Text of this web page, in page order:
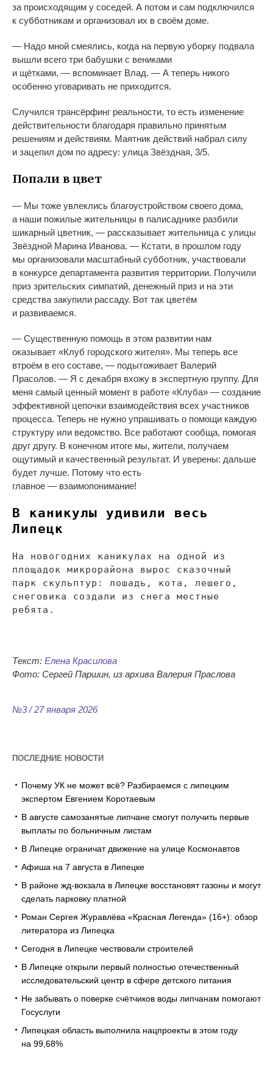
за происходящим у соседей. А потом и сам подключился
к субботникам и организовал их в своём доме.
— Надо мной смеялись, когда на первую уборку подвала
вышли всего три бабушки с вениками
и щётками, — вспоминает Влад. — А теперь никого
особенно уговаривать не приходится.
Случился трансёрфинг реальности, то есть изменение
действительности благодаря правильно принятым
решениям и действиям. Маятник действий набрал силу
и зацепил дом по адресу: улица Звёздная, 3/5.
Попали вцвет
— Мы тоже увлеклись благоустройством своего дома,
а наши пожилые жительницы в палисаднике разбили
шикарный цветник, — рассказывает жительница с улицы
Звёздной Марина Иванова. — Кстати, в прошлом году
мы организовали масштабный субботник, участвовали
в конкурсе департамента развития территории. Получили
приз зрительских симпатий, денежный приз и на эти
средства закупили рассаду. Вот так цветём
и развиваемся.
— Существенную помощь в этом развитии нам
оказывает «Клуб городского жителя». Мы теперь все
втроём в его составе, — подытоживает Валерий
Прасолов. — Я с декабря вхожу в экспертную группу. Для
меня самый ценный момент в работе «Клуба» — создание
эффективной цепочки взаимодействия всех участников
процесса. Теперь не нужно упрашивать о помощи каждую
структуру или ведомство. Все работают сообща, помогая
друг другу. В конечном итоге мы, жители, получаем
ощутимый и качественный результат. И уверены: дальше
будет лучше. Потому что есть
главное — взаимопонимание!
В каникулы удивили весь
Липецк
На новогодних каникулах на одной из
площадок микрорайона вырос сказочный
парк скульптур: лошадь, кота, лешего,
снеговика создали из снега местные
ребята.
Текст: Елена Красилова
Фото: Сергей Паршин, из архива Валерия Праслова
№3 / 27 января 2026
ПОСЛЕДНИЕ НОВОСТИ
Почему УК не может всё? Разбираемся с липецким
экспертом Евгением Коротаевым
В августе самозанятые липчане смогут получить первые
выплаты по больничным листам
В Липецке ограничат движение на улице Космонавтов
Афиша на 7 августа в Липецке
В районе жд-вокзала в Липецке восстановят газоны и могут
сделать парковку платной
Роман Сергея Журавлёва «Красная Легенда» (16+): обзор
литератора из Липецка
Сегодня в Липецке чествовали строителей
В Липецке открыли первый полностью отечественный
исследовательский центр в сфере детского питания
Не забывать о поверке счётчиков воды липчанам помогают
Госуслуги
Липецкая область выполнила нацпроекты в этом году
на 99,68%